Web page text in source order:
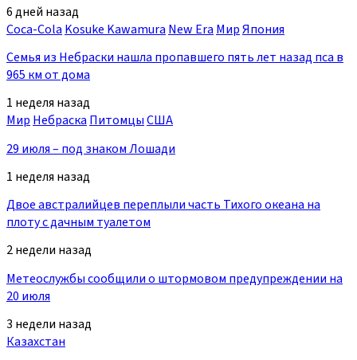
6 дней назад
Coca-Cola Kosuke Kawamura New Era МирЯпония
Семья из Небраски нашла пропавшего пять лет назад пса в
965 км от дома
1 неделя назад
МирНебраскаПитомцыСША
29 июля – под знаком Лошади
1 неделя назад
Двое австралийцев переплыли часть Тихого океана на
плоту с дачным туалетом
2 недели назад
Метеослужбы сообщили о штормовом предупреждении на
20 июля
3 недели назад
Казахстан